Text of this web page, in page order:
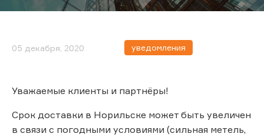
05 декабря, 2020 уведомления
Уважаемые клиенты и партнёры!
Срок доставки в Норильске может быть увеличен
в связи с погодными условиями (сильная метель,